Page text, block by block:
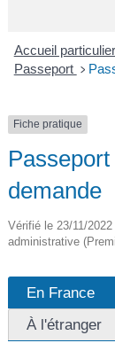
Accueil
Passeport >
Fiche pratique
demande
Vérifié le 23/11/
administrative
En France
À l'étranger